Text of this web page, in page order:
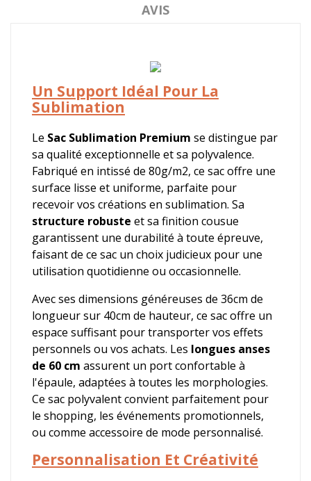
AVIS
Un Support Idéal Pour La
Sublimation
Le Sac Sublimation Premium se distingue par
sa qualité exceptionnelle et sa polyvalence.
Fabriqué en intissé de 80g/m2, ce sac offre une
surface lisse et uniforme, parfaite pour
recevoir vos créations en sublimation. Sa
structure robuste et sa finition cousue
garantissent une durabilité à toute épreuve,
faisant de ce sac un choix judicieux pour une
utilisation quotidienne ou occasionnelle.
Avec ses dimensions généreuses de 36cm de
longueur sur 40cm de hauteur, ce sac offre un
espace suffisant pour transporter vos effets
personnels ou vos achats. Les longues anses
de 60 cm assurent un port confortable à
l'épaule, adaptées à toutes les morphologies.
Ce sac polyvalent convient parfaitement pour
le shopping, les événements promotionnels,
ou comme accessoire de mode personnalisé.
Personnalisation Et Créativité